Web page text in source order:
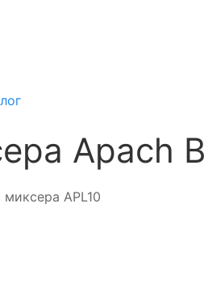
Apach
APL10